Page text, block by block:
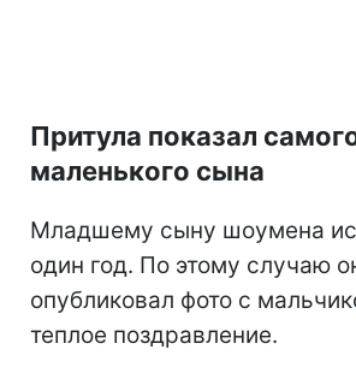
Притула показал
маленького сына
Младшему сыну шоумена
один год. По этому случаю
опубликовал фото с
теплое поздравление.